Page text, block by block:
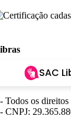
SAC
os direitos